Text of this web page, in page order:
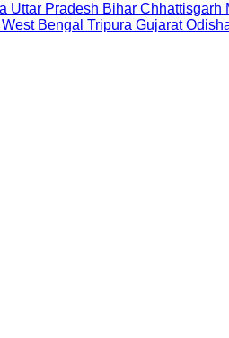
Uttar Pradesh Bihar Chhattisgarh
West Bengal Tripura Gujarat